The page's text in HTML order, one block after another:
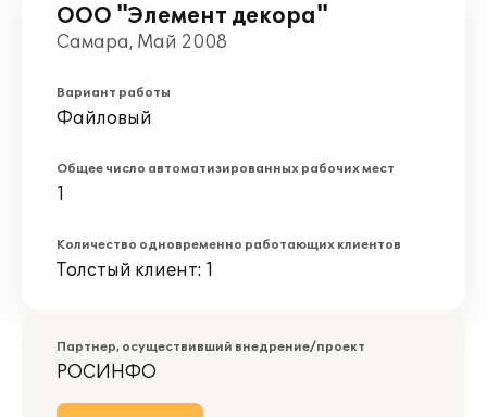
ООО "Элемент декора"
Самара, Май 2008
Вариант работы
Файловый
Общее число автоматизированных рабочих мест
1
Количество одновременно работающих клиентов
Толстый клиент: 1
Партнер, осуществивший внедрение/проект
РОСИНФО